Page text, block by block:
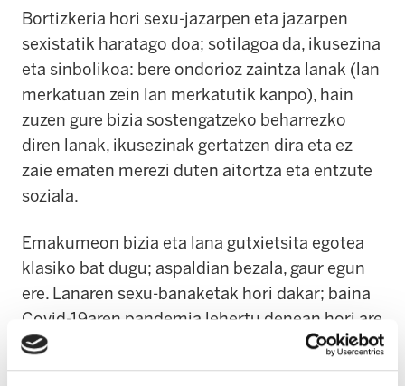
Bortizkeria hori sexu-jazarpen eta jazarpen
sexistatik haratago doa; sotilagoa da, ikusezina
eta sinbolikoa: bere ondorioz zaintza lanak (lan
merkatuan zein lan merkatutik kanpo), hain
zuzen gure bizia sostengatzeko beharrezko
diren lanak, ikusezinak gertatzen dira eta ez
zaie ematen merezi duten aitortza eta entzute
soziala.
Emakumeon bizia eta lana gutxietsita egotea
klasiko bat dugu; aspaldian bezala, gaur egun
ere. Lanaren sexu-banaketak hori dakar; baina
Covid-19aren pandemia lehertu denean hori are
gordinago ikusi dugu, orain bizitzarako
funtsezko diren lanak berriro ere ikusezinak